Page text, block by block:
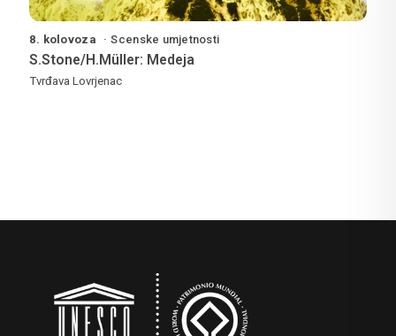
8. kolovoza Scenske umjetnosti
S.Stone/H.Müller: Medeja
Tvrđava Lovrjenac